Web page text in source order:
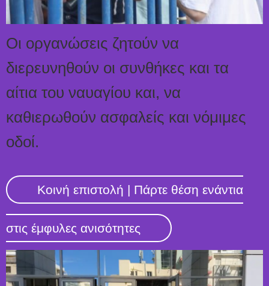
Οι οργανώσεις ζητούν να
διερευνηθούν οι συνθήκες και τα
αίτια του ναυαγίου και, να
καθιερωθούν ασφαλείς και νόμιμες
οδοί.
Κοινή επιστολή | Πάρτε θέση ενάντια
στις έμφυλες ανισότητες